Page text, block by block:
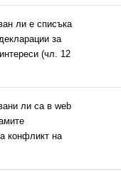
ли е списъка
за
(чл. 12
ли са в web
конфликт на